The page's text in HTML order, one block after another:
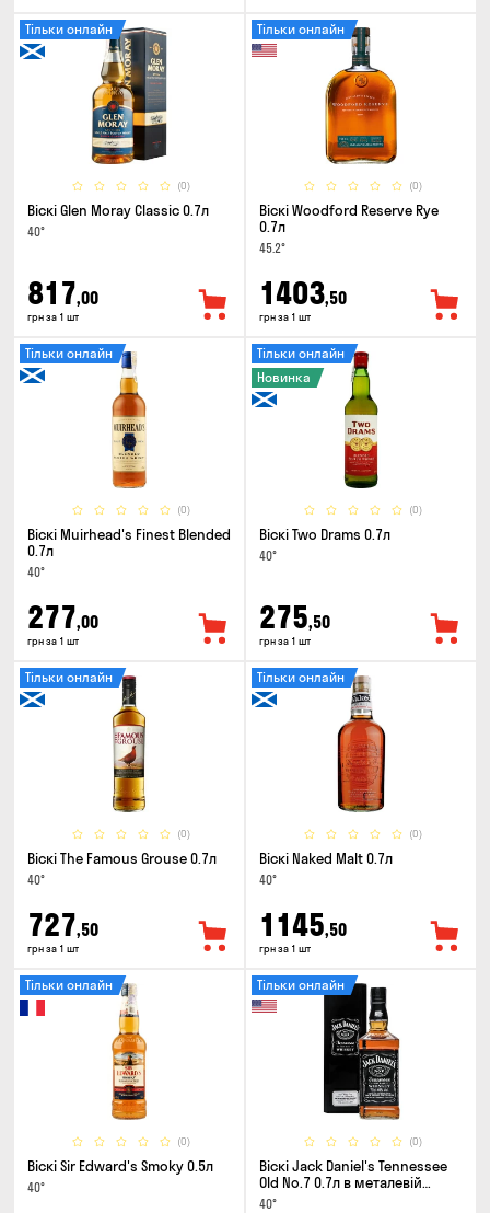
(0)
Тільки онлайн
Віскі Glen Moray Classic 0.7л
40°
817,00
грн за 1 шт
(0)
Тільки онлайн
Віскі Woodford Reserve Rye
0.7л
45.2°
1403,50
грн за 1 шт
(0)
Тільки онлайн
Віскі Muirhead's Finest Blended
0.7л
40°
277,00
грн за 1 шт
(0)
Тільки онлайн
Новинка
Віскі Two Drams 0.7л
40°
275,50
грн за 1 шт
(0)
Тільки онлайн
Віскі The Famous Grouse 0.7л
40°
727,50
грн за 1 шт
(0)
Тільки онлайн
Віскі Naked Malt 0.7л
40°
1145,50
грн за 1 шт
(0)
Тільки онлайн
Віскі Sir Edward's Smoky 0.5л
40°
(0)
Тільки онлайн
Віскі Jack Daniel's Tennessee
Old No.7 0.7л в металевій
коробці
40°